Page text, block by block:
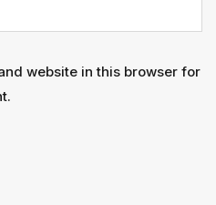
website in this browser for